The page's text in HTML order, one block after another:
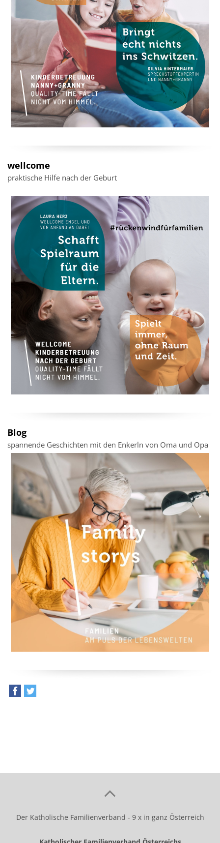
wellcome
praktische Hilfe nach der Geburt
Blog
spannende Geschichten mit den Enkerln von Oma und Opa
Der Katholische Familienverband - 9 x in ganz Österreich